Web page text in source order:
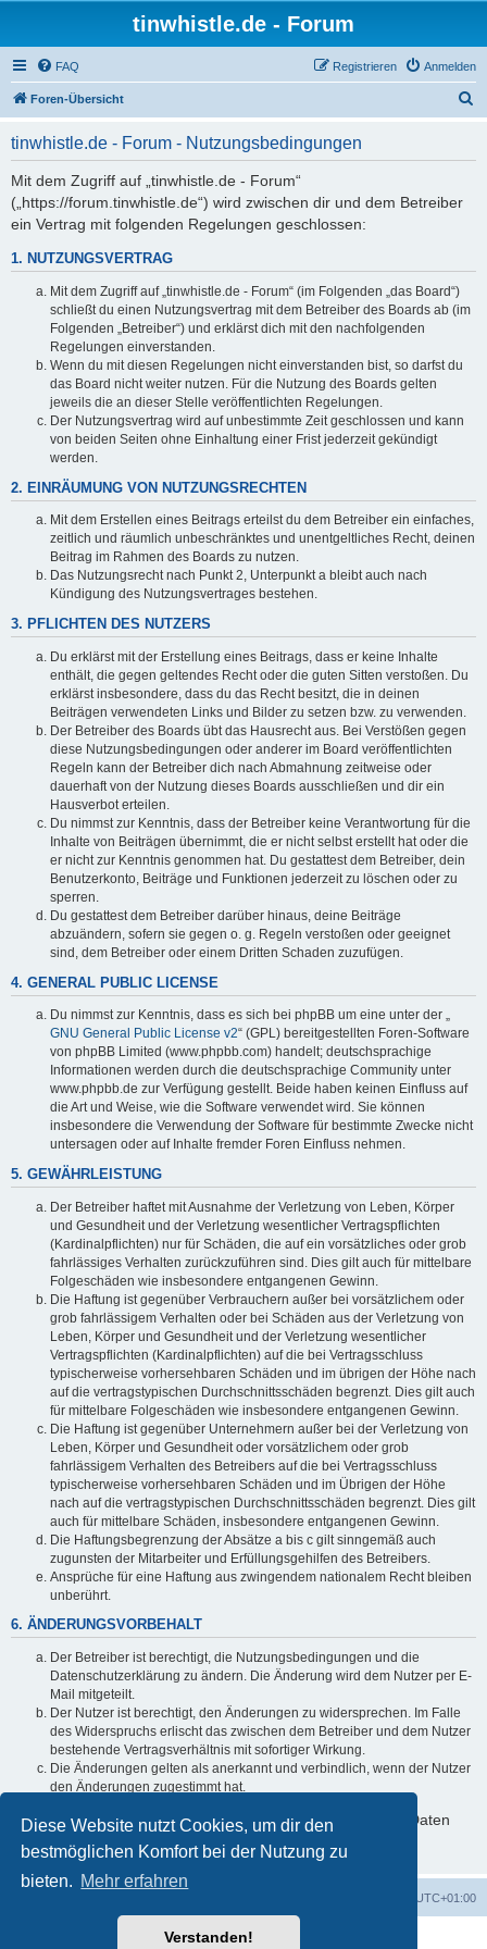
Diese Website nutzt Cookies, um dir den
bestmöglichen Komfort bei der Nutzung zu
bieten. Mehr erfahren
Verstanden!
tinwhistle.de - Forum
FAQ Anmelden
Registrieren
Foren-Übersicht
tinwhistle.de - Forum - Nutzungsbedingungen
Mit dem Zugriff auf „tinwhistle.de - Forum“
(„https://forum.tinwhistle.de“) wird zwischen dir und dem Betreiber
ein Vertrag mit folgenden Regelungen geschlossen:
1. NUTZUNGSVERTRAG
Mit dem Zugriff auf „tinwhistle.de - Forum“ (im Folgenden „das Board“)
schließt du einen Nutzungsvertrag mit dem Betreiber des Boards ab (im
Folgenden „Betreiber“) und erklärst dich mit den nachfolgenden
Regelungen einverstanden.
Wenn du mit diesen Regelungen nicht einverstanden bist, so darfst du
das Board nicht weiter nutzen. Für die Nutzung des Boards gelten
jeweils die an dieser Stelle veröffentlichten Regelungen.
Der Nutzungsvertrag wird auf unbestimmte Zeit geschlossen und kann
von beiden Seiten ohne Einhaltung einer Frist jederzeit gekündigt
werden.
2. EINRÄUMUNG VON NUTZUNGSRECHTEN
Mit dem Erstellen eines Beitrags erteilst du dem Betreiber ein einfaches,
zeitlich und räumlich unbeschränktes und unentgeltliches Recht, deinen
Beitrag im Rahmen des Boards zu nutzen.
Das Nutzungsrecht nach Punkt 2, Unterpunkt a bleibt auch nach
Kündigung des Nutzungsvertrages bestehen.
3. PFLICHTEN DES NUTZERS
Du erklärst mit der Erstellung eines Beitrags, dass er keine Inhalte
enthält, die gegen geltendes Recht oder die guten Sitten verstoßen. Du
erklärst insbesondere, dass du das Recht besitzt, die in deinen
Beiträgen verwendeten Links und Bilder zu setzen bzw. zu verwenden.
Der Betreiber des Boards übt das Hausrecht aus. Bei Verstößen gegen
diese Nutzungsbedingungen oder anderer im Board veröffentlichten
Regeln kann der Betreiber dich nach Abmahnung zeitweise oder
dauerhaft von der Nutzung dieses Boards ausschließen und dir ein
Hausverbot erteilen.
Du nimmst zur Kenntnis, dass der Betreiber keine Verantwortung für die
Inhalte von Beiträgen übernimmt, die er nicht selbst erstellt hat oder die
er nicht zur Kenntnis genommen hat. Du gestattest dem Betreiber, dein
Benutzerkonto, Beiträge und Funktionen jederzeit zu löschen oder zu
sperren.
Du gestattest dem Betreiber darüber hinaus, deine Beiträge
abzuändern, sofern sie gegen o. g. Regeln verstoßen oder geeignet
sind, dem Betreiber oder einem Dritten Schaden zuzufügen.
4. GENERAL PUBLIC LICENSE
Du nimmst zur Kenntnis, dass es sich bei phpBB um eine unter der „
GNU General Public License v2“ (GPL) bereitgestellten Foren-Software
von phpBB Limited (www.phpbb.com) handelt; deutschsprachige
Informationen werden durch die deutschsprachige Community unter
www.phpbb.de zur Verfügung gestellt. Beide haben keinen Einfluss auf
die Art und Weise, wie die Software verwendet wird. Sie können
insbesondere die Verwendung der Software für bestimmte Zwecke nicht
untersagen oder auf Inhalte fremder Foren Einfluss nehmen.
5. GEWÄHRLEISTUNG
Der Betreiber haftet mit Ausnahme der Verletzung von Leben, Körper
und Gesundheit und der Verletzung wesentlicher Vertragspflichten
(Kardinalpflichten) nur für Schäden, die auf ein vorsätzliches oder grob
fahrlässiges Verhalten zurückzuführen sind. Dies gilt auch für mittelbare
Folgeschäden wie insbesondere entgangenen Gewinn.
Die Haftung ist gegenüber Verbrauchern außer bei vorsätzlichem oder
grob fahrlässigem Verhalten oder bei Schäden aus der Verletzung von
Leben, Körper und Gesundheit und der Verletzung wesentlicher
Vertragspflichten (Kardinalpflichten) auf die bei Vertragsschluss
typischerweise vorhersehbaren Schäden und im übrigen der Höhe nach
auf die vertragstypischen Durchschnittsschäden begrenzt. Dies gilt auch
für mittelbare Folgeschäden wie insbesondere entgangenen Gewinn.
Die Haftung ist gegenüber Unternehmern außer bei der Verletzung von
Leben, Körper und Gesundheit oder vorsätzlichem oder grob
fahrlässigem Verhalten des Betreibers auf die bei Vertragsschluss
typischerweise vorhersehbaren Schäden und im Übrigen der Höhe
nach auf die vertragstypischen Durchschnittsschäden begrenzt. Dies gilt
auch für mittelbare Schäden, insbesondere entgangenen Gewinn.
Die Haftungsbegrenzung der Absätze a bis c gilt sinngemäß auch
zugunsten der Mitarbeiter und Erfüllungsgehilfen des Betreibers.
Ansprüche für eine Haftung aus zwingendem nationalem Recht bleiben
unberührt.
6. ÄNDERUNGSVORBEHALT
Der Betreiber ist berechtigt, die Nutzungsbedingungen und die
Datenschutzerklärung zu ändern. Die Änderung wird dem Nutzer per E-
Mail mitgeteilt.
Der Nutzer ist berechtigt, den Änderungen zu widersprechen. Im Falle
des Widerspruchs erlischt das zwischen dem Betreiber und dem Nutzer
bestehende Vertragsverhältnis mit sofortiger Wirkung.
Die Änderungen gelten als anerkannt und verbindlich, wenn der Nutzer
den Änderungen zugestimmt hat.
Informationen über den Umgang mit deinen persönlichen Daten
sind in der Datenschutzerklärung enthalten.
UTC+01:00
Powered byphpBB® Forum Software © phpBB Limited